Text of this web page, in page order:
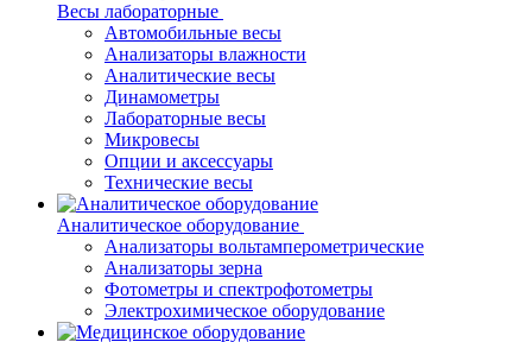
Весы лабораторные
Автомобильные весы
Анализаторы влажности
Аналитические весы
Динамометры
Лабораторные весы
Микровесы
Опции и аксессуары
Технические весы
Аналитическое оборудование
Анализаторы вольтамперометрические
Анализаторы зерна
Фотометры и спектрофотометры
Электрохимическое оборудование